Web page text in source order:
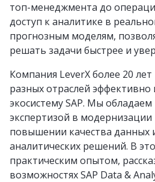
топ-менеджмента до
доступ к аналитике в
прогнозным моделям,
решать задачи быстрее и
Компания LeverX более 20
разных отраслей эффективно
экосистему SAP. Мы обладаем
экспертизой в модернизации
повышении качества данных
аналитических решений. В
практическим опытом,
возможностях SAP Data &